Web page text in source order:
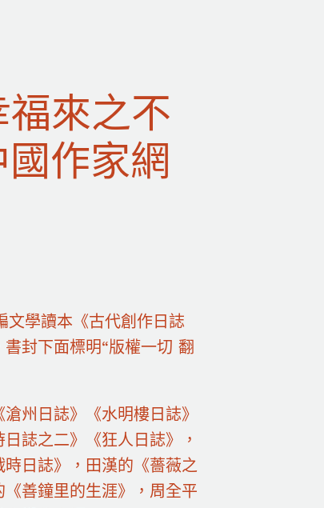
來之不
作家網
文學讀本《古代創作日誌
封下面標明“版權一切 翻
州日誌》《水明樓日誌》
誌之二》《狂人日誌》，
日誌》，田漢的《薔薇之
善鐘里的生涯》，周全平